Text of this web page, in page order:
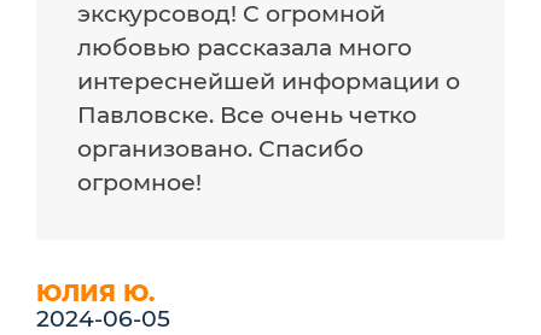
экскурсовод! С огромной
любовью рассказала много
интереснейшей информации о
Павловске. Все очень четко
организовано. Спасибо
огромное!
ЮЛИЯ Ю.
2024-06-05